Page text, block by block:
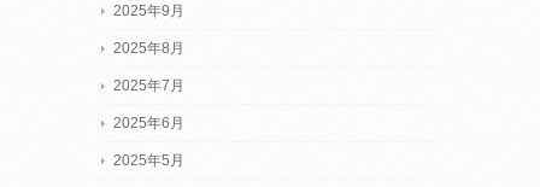
2025年9月
2025年8月
2025年7月
2025年6月
2025年5月